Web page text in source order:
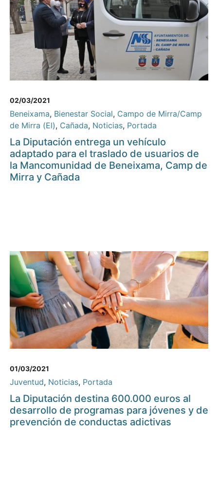
02/03/2021
Beneixama, Bienestar Social, Campo de Mirra/Camp
de Mirra (El), Cañada, Noticias, Portada
La Diputación entrega un vehículo
adaptado para el traslado de usuarios de
la Mancomunidad de Beneixama, Camp de
Mirra y Cañada
01/03/2021
Juventud, Noticias, Portada
La Diputación destina 600.000 euros al
desarrollo de programas para jóvenes y de
prevención de conductas adictivas